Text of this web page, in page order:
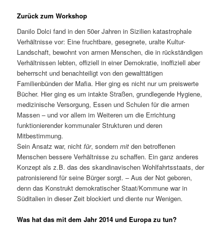
Zurück zum Workshop
Danilo Dolci fand in den 50er Jahren in Sizilien katastrophale
Verhältnisse vor: Eine fruchtbare, gesegnete, uralte Kultur-
Landschaft, bewohnt von armen Menschen, die in rückständigen
Verhältnissen lebten, offiziell in einer Demokratie, inoffiziell aber
beherrscht und benachteiligt von den gewalttätigen
Familienbünden der Mafia. Hier ging es nicht nur um preiswerte
Bücher. Hier ging es um intakte Straßen, grundlegende Hygiene,
medizinische Versorgung, Essen und Schulen für die armen
Massen – und vor allem im Weiteren um die Errichtung
funktionierender kommunaler Strukturen und deren
Mitbestimmung.
Sein Ansatz war, nichtfür, sondernmit den betroffenen
Menschen bessere Verhältnisse zu schaffen. Ein ganz anderes
Konzept als z.B. das des skandinavischen Wohlfahrtsstaats, der
patronisierend für seine Bürger sorgt. – Aus der Not geboren,
denn das Konstrukt demokratischer Staat/Kommune war in
Süditalien in dieser Zeit blockiert und diente nur Wenigen.
Was hat das mit dem Jahr 2014 und Europa zu tun?